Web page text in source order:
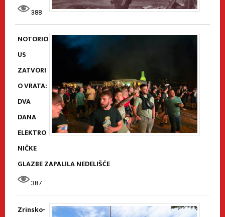
388
NOTORIO
US
ZATVORI
O VRATA:
DVA
DANA
ELEKTRO
NIČKE
GLAZBE ZAPALILA NEDELIŠĆE
387
Zrinsko-